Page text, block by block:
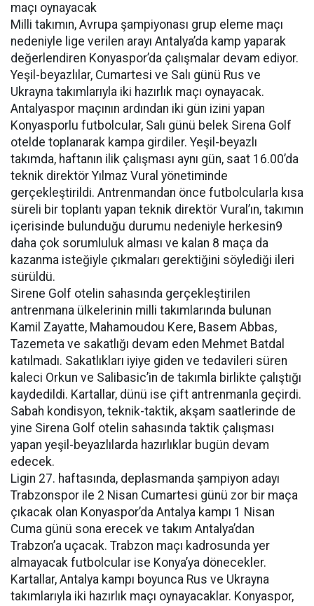
maçı oynayacak
Milli takımın, Avrupa şampiyonası grup eleme maçı
nedeniyle lige verilen arayı Antalya’da kamp yaparak
değerlendiren Konyaspor’da çalışmalar devam ediyor.
Yeşil-beyazlılar, Cumartesi ve Salı günü Rus ve
Ukrayna takımlarıyla iki hazırlık maçı oynayacak.
Antalyaspor maçının ardından iki gün izini yapan
Konyasporlu futbolcular, Salı günü belek Sirena Golf
otelde toplanarak kampa girdiler. Yeşil-beyazlı
takımda, haftanın ilik çalışması aynı gün, saat 16.00’da
teknik direktör Yılmaz Vural yönetiminde
gerçekleştirildi. Antrenmandan önce futbolcularla kısa
süreli bir toplantı yapan teknik direktör Vural’ın, takımın
içerisinde bulunduğu durumu nedeniyle herkesin9
daha çok sorumluluk alması ve kalan 8 maça da
kazanma isteğiyle çıkmaları gerektiğini söylediği ileri
sürüldü.
Sirene Golf otelin sahasında gerçekleştirilen
antrenmana ülkelerinin milli takımlarında bulunan
Kamil Zayatte, Mahamoudou Kere, Basem Abbas,
Tazemeta ve sakatlığı devam eden Mehmet Batdal
katılmadı. Sakatlıkları iyiye giden ve tedavileri süren
kaleci Orkun ve Salibasic’in de takımla birlikte çalıştığı
kaydedildi. Kartallar, dünü ise çift antrenmanla geçirdi.
Sabah kondisyon, teknik-taktik, akşam saatlerinde de
yine Sirena Golf otelin sahasında taktik çalışması
yapan yeşil-beyazlılarda hazırlıklar bugün devam
edecek.
Ligin 27. haftasında, deplasmanda şampiyon adayı
Trabzonspor ile 2 Nisan Cumartesi günü zor bir maça
çıkacak olan Konyaspor’da Antalya kampı 1 Nisan
Cuma günü sona erecek ve takım Antalya’dan
Trabzon’a uçacak. Trabzon maçı kadrosunda yer
almayacak futbolcular ise Konya’ya dönecekler.
Kartallar, Antalya kampı boyunca Rus ve Ukrayna
takımlarıyla iki hazırlık maçı oynayacaklar. Konyaspor,